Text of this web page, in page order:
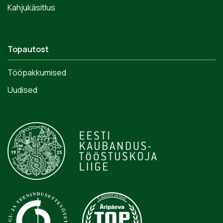
Kahjukäsitlus
Topautost
Tööpakkumised
Uudised